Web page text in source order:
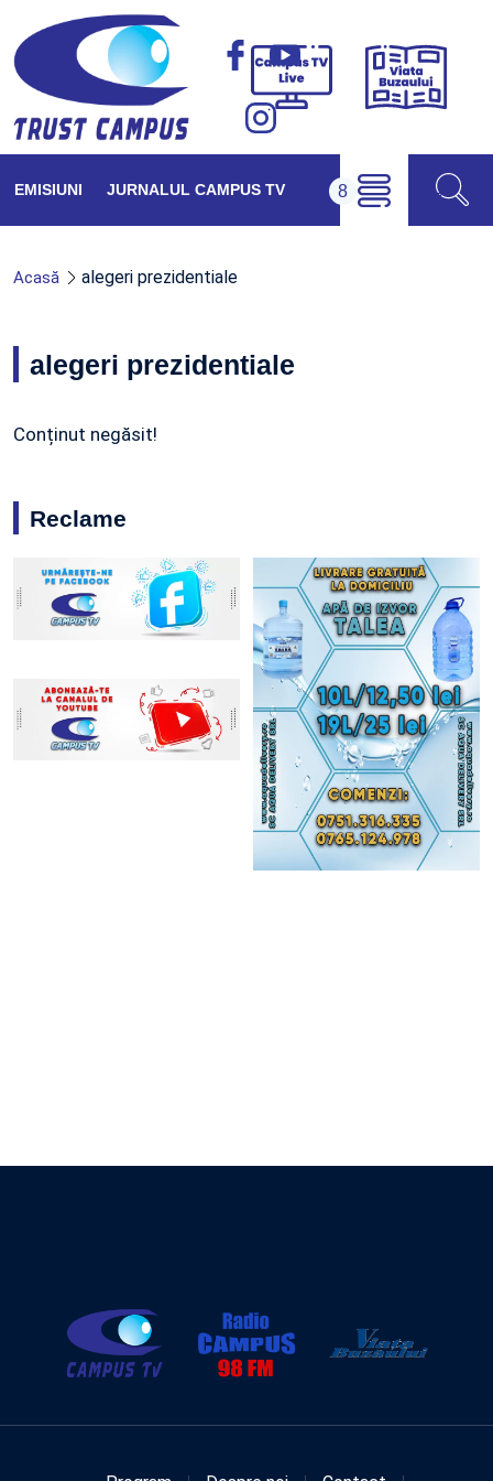
Campus
Viața
EMISIUNI JURNALUL CAMPUS TV
Acasă alegeri prezidentiale
alegeri prezidentiale
Conținut negăsit!
Reclame